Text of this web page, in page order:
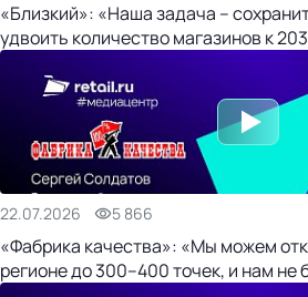
«Близкий»: «Наша задача –
удвоить количество магазинов к
22.07.2026 5 866
«Фабрика качества»: «Мы можем
регионе до 300–400 точек, и нам не